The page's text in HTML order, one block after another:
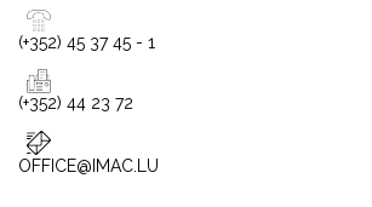
(+352) 45 37 45 - 1
(+352) 44 23 72
OFFICE@IMAC.LU